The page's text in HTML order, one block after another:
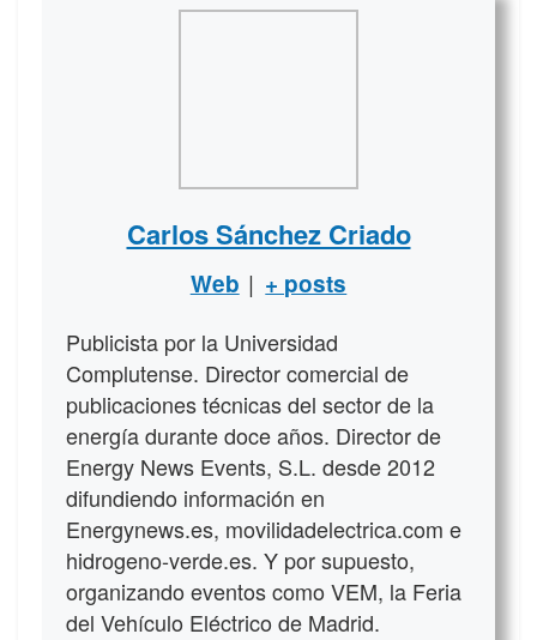
Carlos Sánchez Criado
Web | + posts
Publicista por la Universidad
Complutense. Director comercial de
publicaciones técnicas del sector de la
energía durante doce años. Director de
Energy News Events, S.L. desde 2012
difundiendo información en
Energynews.es, movilidadelectrica.com e
hidrogeno-verde.es. Y por supuesto,
organizando eventos como VEM, la Feria
del Vehículo Eléctrico de Madrid.